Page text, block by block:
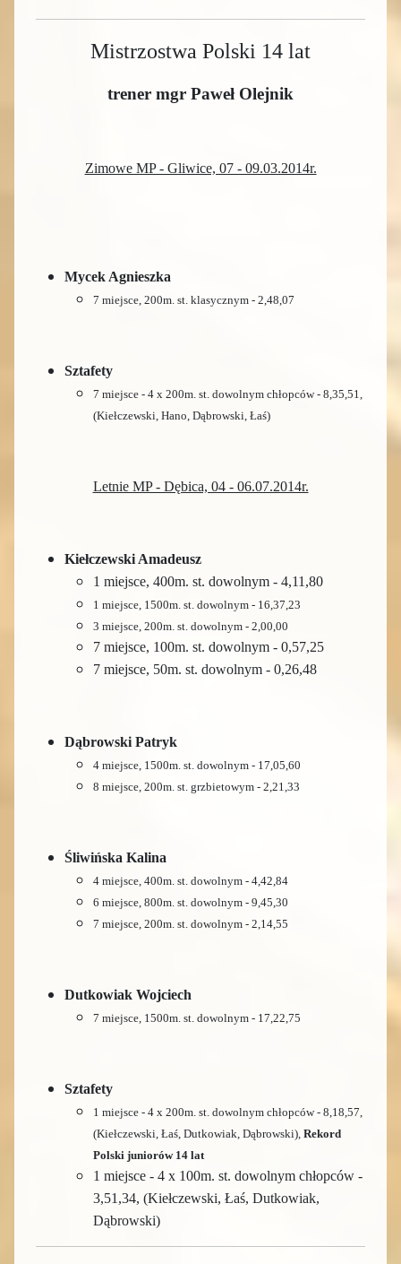
Mistrzostwa Polski 14 lat
trener mgr Paweł Olejnik
Zimowe MP - Gliwice, 07 - 09.03.2014r.
Mycek Agnieszka
7 miejsce, 200m. st. klasycznym - 2,48,07
Sztafety
7 miejsce - 4 x 200m. st. dowolnym chłopców - 8,35,51,
(Kiełczewski, Hano, Dąbrowski, Łaś)
Letnie MP - Dębica, 04 - 06.07.2014r.
Kiełczewski Amadeusz
1 miejsce, 400m. st. dowolnym - 4,11,80
1 miejsce, 1500m. st. dowolnym - 16,37,23
3 miejsce, 200m. st. dowolnym - 2,00,00
7 miejsce, 100m. st. dowolnym - 0,57,25
7 miejsce, 50m. st. dowolnym - 0,26,48
Dąbrowski Patryk
4 miejsce, 1500m. st. dowolnym - 17,05,60
8 miejsce, 200m. st. grzbietowym - 2,21,33
Śliwińska Kalina
4 miejsce, 400m. st. dowolnym - 4,42,84
6 miejsce, 800m. st. dowolnym - 9,45,30
7 miejsce, 200m. st. dowolnym - 2,14,55
Dutkowiak Wojciech
7 miejsce, 1500m. st. dowolnym - 17,22,75
Sztafety
1 miejsce - 4 x 200m. st. dowolnym chłopców - 8,18,57,
(Kiełczewski, Łaś, Dutkowiak, Dąbrowski), Rekord
Polski juniorów 14 lat
1 miejsce - 4 x 100m. st. dowolnym chłopców -
3,51,34, (Kiełczewski, Łaś, Dutkowiak,
Dąbrowski)